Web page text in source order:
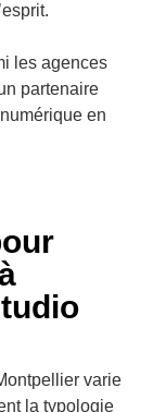
les agences
partenaire
en
varie
la typologie